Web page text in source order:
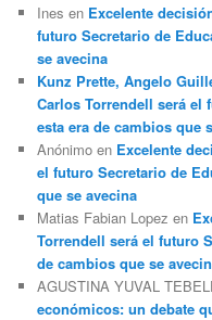
Ines en Excelente
futuro Secretario de
se avecina
Kunz Prette, Angelo
Carlos Torrendell será el
esta era de cambios que
Anónimo en Excelente
el futuro Secretario de
que se avecina
Matias Fabian Lopez en
Torrendell será el futuro
de cambios que se
AGUSTINA YUVAL
económicos: un debate